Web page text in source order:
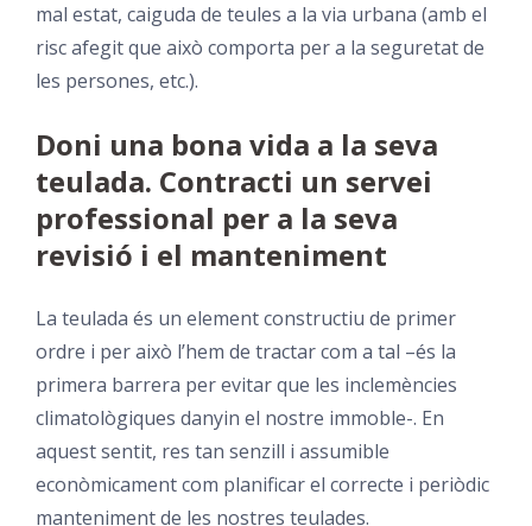
mal estat, caiguda de teules a la via urbana (amb el
risc afegit que això comporta per a la seguretat de
les persones, etc.).
Doni una bona vida a la seva
teulada. Contracti un servei
professional per a la seva
revisió i el manteniment
La teulada és un element constructiu de primer
ordre i per això l’hem de tractar com a tal –és la
primera barrera per evitar que les inclemències
climatològiques danyin el nostre immoble-. En
aquest sentit, res tan senzill i assumible
econòmicament com planificar el correcte i periòdic
manteniment de les nostres teulades.